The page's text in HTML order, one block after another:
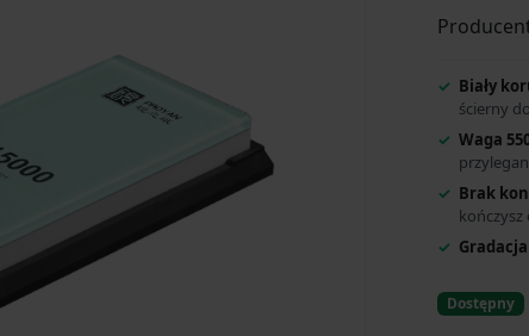
Biały
ścierny
Waga
Brak
kończysz
Dostępny